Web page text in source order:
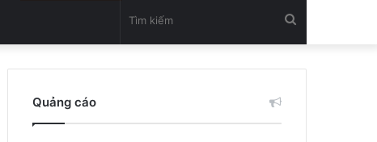
kiếm
Quảng cáo